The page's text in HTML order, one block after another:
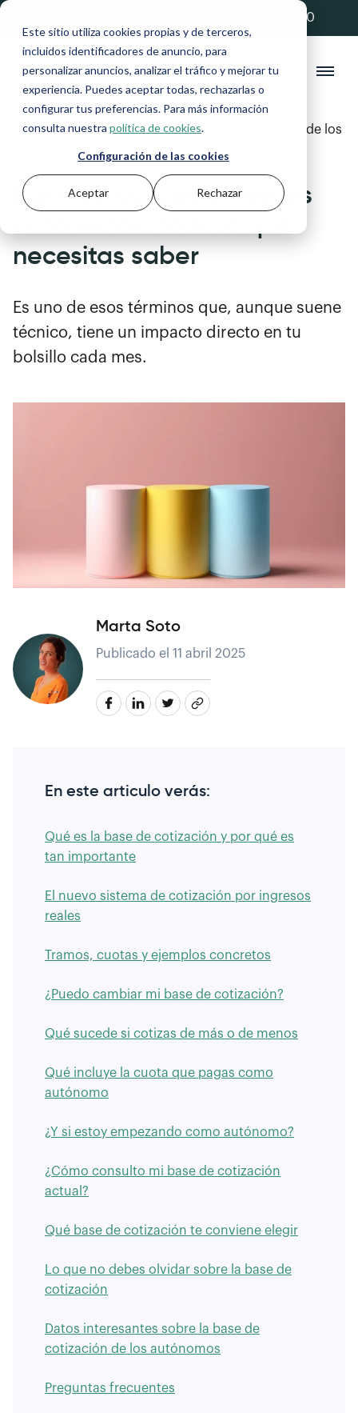
Este sitio utiliza cookies propias y de terceros,
incluidos identificadores de anuncio, para
personalizar anuncios, analizar el tráfico y mejorar tu
experiencia. Puedes aceptar todas, rechazarlas o
configurar tus preferencias. Para más información
consulta nuestra política de cookies.
Configuración de las cookies
Aceptar Rechazar
💚 20% de descuento con el código ANFIX20
Blog >Autónomos y Pymes >Base de cotización de los
autónomos: todo lo que necesitas saber
Base de cotización de los
autónomos: todo lo que
necesitas saber
Es uno de esos términos que, aunque suene
técnico, tiene un impacto directo en tu
bolsillo cada mes.
Marta Soto
Publicado el 11 abril 2025
En este articulo verás:
Qué es la base de cotización y por qué es
tan importante
El nuevo sistema de cotización por ingresos
reales
Tramos, cuotas y ejemplos concretos
¿Puedo cambiar mi base de cotización?
Qué sucede si cotizas de más o de menos
Qué incluye la cuota que pagas como
autónomo
¿Y si estoy empezando como autónomo?
¿Cómo consulto mi base de cotización
actual?
Qué base de cotización te conviene elegir
Lo que no debes olvidar sobre la base de
cotización
Datos interesantes sobre la base de
cotización de los autónomos
Preguntas frecuentes